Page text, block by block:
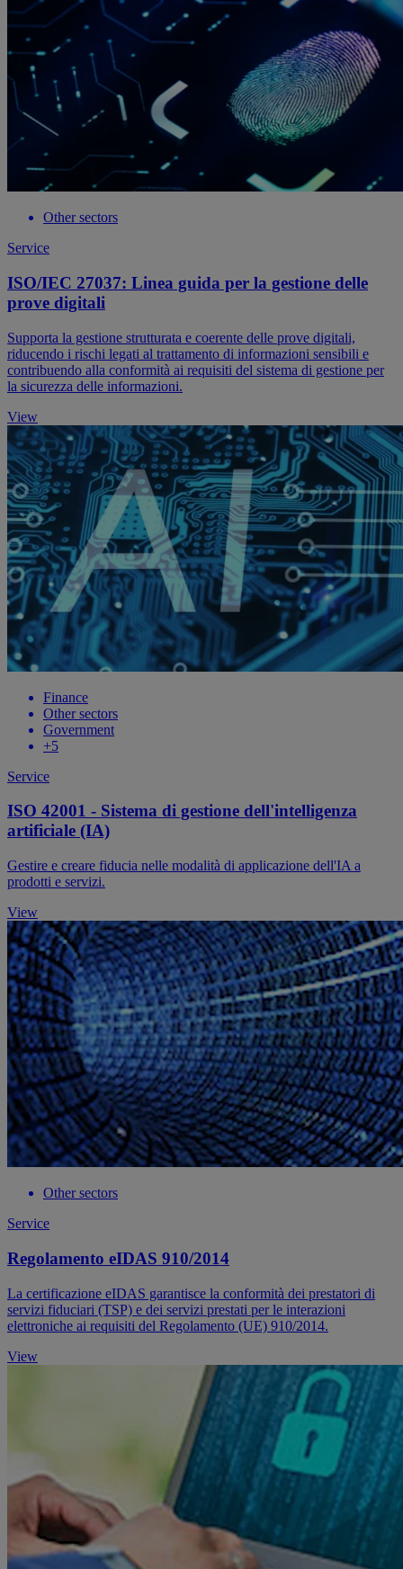
Other sectors
Service
ISO/IEC 27037: Linea guida per la gestione delle
prove digitali
Supporta la gestione strutturata e coerente delle prove digitali,
riducendo i rischi legati al trattamento di informazioni sensibili e
contribuendo alla conformità ai requisiti del sistema di gestione per
la sicurezza delle informazioni.
View
Finance
Other sectors
Government
+5
Service
ISO 42001 - Sistema di gestione dell'intelligenza
artificiale (IA)
Gestire e creare fiducia nelle modalità di applicazione dell'IA a
prodotti e servizi.
View
Other sectors
Service
Regolamento eIDAS 910/2014
La certificazione eIDAS garantisce la conformità dei prestatori di
servizi fiduciari (TSP) e dei servizi prestati per le interazioni
elettroniche ai requisiti del Regolamento (UE) 910/2014.
View